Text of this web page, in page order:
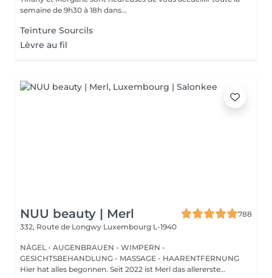
semaine de 9h30 à 18h dans...
Teinture Sourcils
Lèvre au fil
NUU beauty | Merl
788
332, Route de Longwy Luxembourg L-1940
NÄGEL - AUGENBRAUEN - WIMPERN -
GESICHTSBEHANDLUNG - MASSAGE - HAARENTFERNUNG
Hier hat alles begonnen. Seit 2022 ist Merl das allererste